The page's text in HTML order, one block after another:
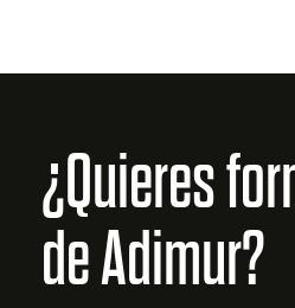
¿Quieres
de Adimur?